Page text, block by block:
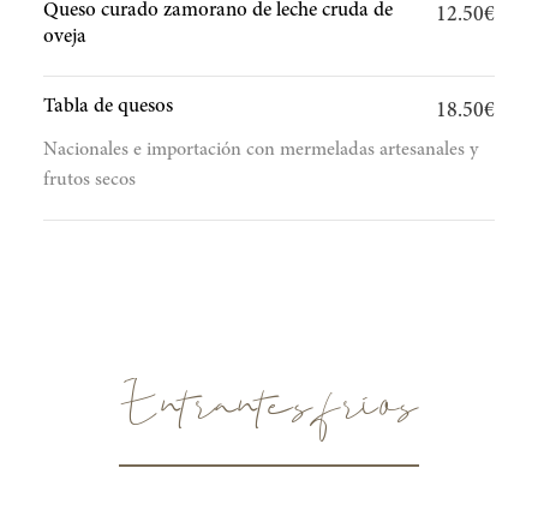
Queso curado zamorano de leche cruda de
oveja
12.50€
Tabla de quesos 18.50€
Nacionales e importación con mermeladas artesanales y
frutos secos
Entrantes fríos